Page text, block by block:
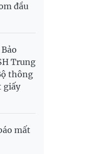
đầu
Trung
thông
giấy
mất